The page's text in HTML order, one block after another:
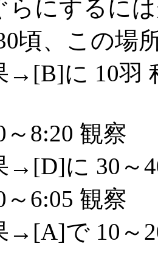
するには
頃、この場
に 10羽
～8:20 観察
に 30～
～6:05 観察
で 10～